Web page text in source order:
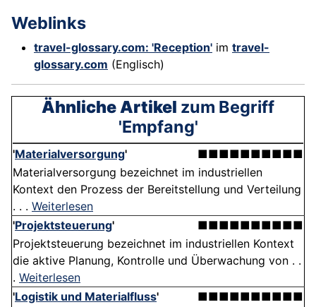
Weblinks
travel-glossary.com: 'Reception' im travel-
glossary.com (Englisch)
Ähnliche Artikel zum Begriff
'Empfang'
'Materialversorgung'
■■■■■■■■■■
Materialversorgung bezeichnet im industriellen
Kontext den Prozess der Bereitstellung und Verteilung
. . . Weiterlesen
'Projektsteuerung'
■■■■■■■■■■
Projektsteuerung bezeichnet im industriellen Kontext
die aktive Planung, Kontrolle und Überwachung von . .
. Weiterlesen
'Logistik und Materialfluss'
■■■■■■■■■■